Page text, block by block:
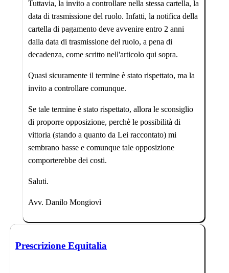
Tuttavia, la invito a controllare nella stessa cartella, la
data di trasmissione del ruolo. Infatti, la notifica della
cartella di pagamento deve avvenire entro 2 anni
dalla data di trasmissione del ruolo, a pena di
decadenza, come scritto nell'articolo qui sopra.
Quasi sicuramente il termine è stato rispettato, ma la
invito a controllare comunque.
Se tale termine è stato rispettato, allora le sconsiglio
di proporre opposizione, perchè le possibilità di
vittoria (stando a quanto da Lei raccontato) mi
sembrano basse e comunque tale opposizione
comporterebbe dei costi.
Saluti.
Avv. Danilo Mongiovì
Prescrizione Equitalia